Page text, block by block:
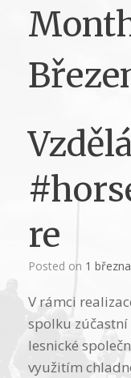
re
Posted on 1
V rámci
spolku zúčastní
lesnické
využitím